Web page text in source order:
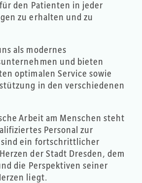
den Patienten in jeder
zu erhalten und zu
als modernes
und bieten
optimalen Service sowie
in den verschiedenen
Arbeit am Menschen steht
Personal zur
ein fortschrittlicher
der Stadt Dresden, dem
die Perspektiven seiner
liegt.